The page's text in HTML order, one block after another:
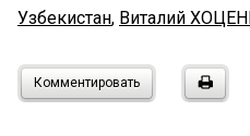
Узбекистан, Виталий
Комментировать